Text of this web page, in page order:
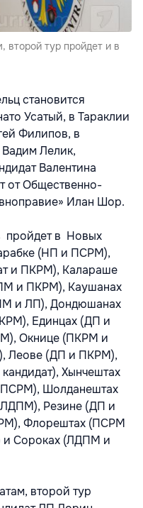
второй тур пройдет и в
становится
Усатый, в Тараклии
Филипов, в
Лелик,
Валентина
от Общественно-
Илан Шор.
пройдет в Новых
(НП и ПСРМ),
и ПКРМ), Калараше
и ПКРМ), Каушанах
и ЛП), Дондюшанах
Единцах (ДП и
Окнице (ПКРМ и
Леове (ДП и ПКРМ),
Хынчештах
Шолданештах
Резине (ДП и
Флорештах (ПСРМ
Сороках (ЛДПМ и
второй тур